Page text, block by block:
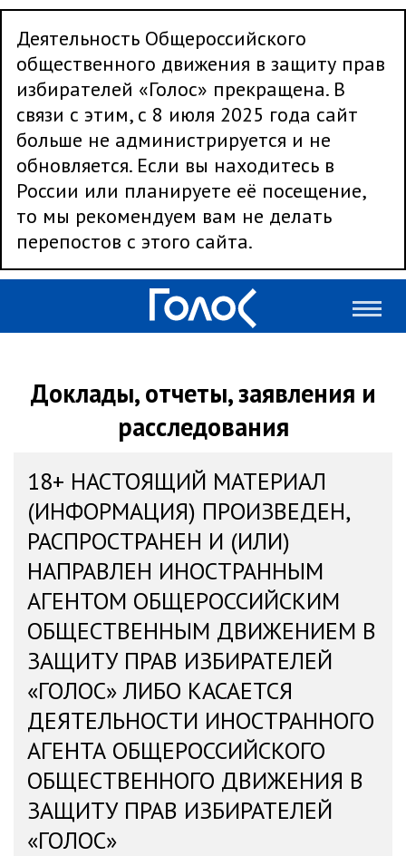
Деятельность Общероссийского
общественного движения в защиту прав
избирателей «Голос» прекращена. В
связи с этим, с 8 июля 2025 года сайт
больше не администрируется и не
обновляется. Если вы находитесь в
России или планируете её посещение,
то мы рекомендуем вам не делать
перепостов с этого сайта.
Доклады, отчеты, заявления и
расследования
18+ НАСТОЯЩИЙ МАТЕРИАЛ
(ИНФОРМАЦИЯ) ПРОИЗВЕДЕН,
РАСПРОСТРАНЕН И (ИЛИ)
НАПРАВЛЕН ИНОСТРАННЫМ
АГЕНТОМ ОБЩЕРОССИЙСКИМ
ОБЩЕСТВЕННЫМ ДВИЖЕНИЕМ В
ЗАЩИТУ ПРАВ ИЗБИРАТЕЛЕЙ
«ГОЛОС» ЛИБО КАСАЕТСЯ
ДЕЯТЕЛЬНОСТИ ИНОСТРАННОГО
АГЕНТА ОБЩЕРОССИЙСКОГО
ОБЩЕСТВЕННОГО ДВИЖЕНИЯ В
ЗАЩИТУ ПРАВ ИЗБИРАТЕЛЕЙ
«ГОЛОС»